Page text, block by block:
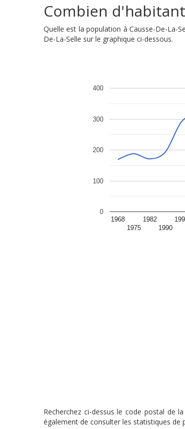
Combien
Quelle est la population à Causse-De-La-
De-La-Selle sur le graphique ci-dessous.
1968
1975
1982
1990
0
100
200
300
400
Recherchez ci-dessus le code postal de
également de consulter les statistiques de